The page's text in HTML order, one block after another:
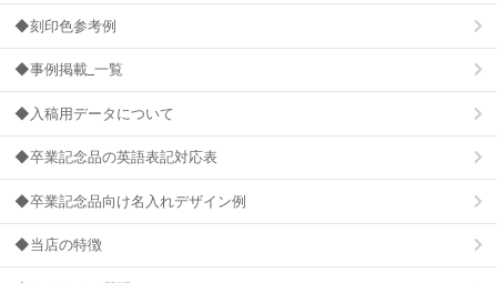
◆刻印色参考例
◆事例掲載_一覧
◆入稿用データについて
◆卒業記念品の英語表記対応表
◆卒業記念品向け名入れデザイン例
◆当店の特徴